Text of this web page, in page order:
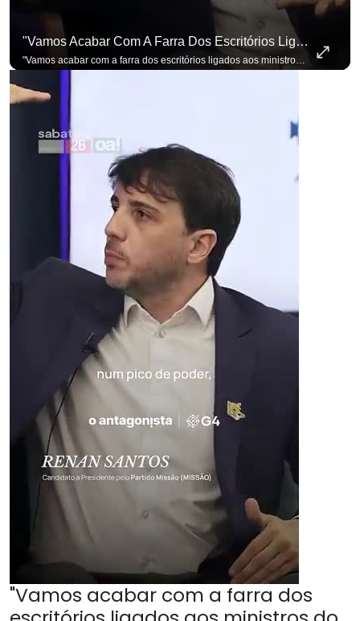
"Vamos Acabar Com A Farra Dos Escritórios Ligados Aos Ministros Do STF"
"Vamos acabar com a farra dos escritórios ligados aos ministros do STF". Essa foi a resposta de Renan Santos ao ser questionado sobre o Judiciário. Se você busca informação com credibilidade, inscreva-se agora e ative o
"Vamos acabar com a farra dos